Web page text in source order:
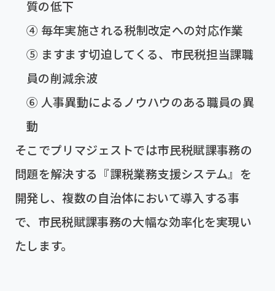
質の低下
④ 毎年実施される税制改定への対応作業
⑤ ますます切迫してくる、市民税担当課職
員の削減余波
⑥ 人事異動によるノウハウのある職員の異
動
そこでプリマジェストでは市民税賦課事務の
問題を解決する『課税業務支援システム』を
開発し、複数の自治体において導入する事
で、市民税賦課事務の大幅な効率化を実現い
たします。